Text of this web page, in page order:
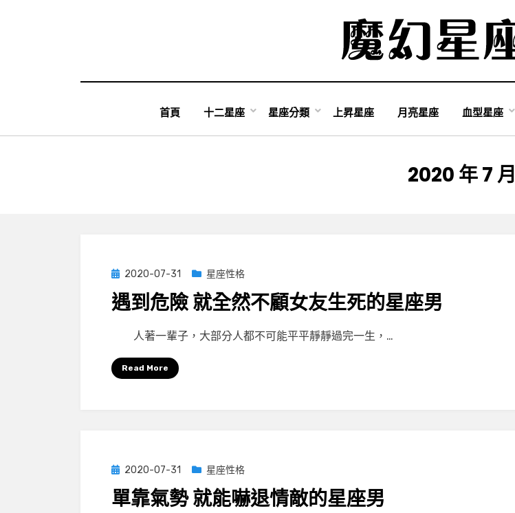
首頁 十二星座 星座分類 上昇星座 月亮星座 血型星座
月份
:
2020 年 7 月
Posted
on
2020-07-31 星座性格
遇到危險 就全然不顧女友生死的星座男
小編
人著一輩子，大部分人都不可能平平靜靜過完一生，…
Read More
Posted
on
2020-07-31 星座性格
單靠氣勢 就能嚇退情敵的星座男